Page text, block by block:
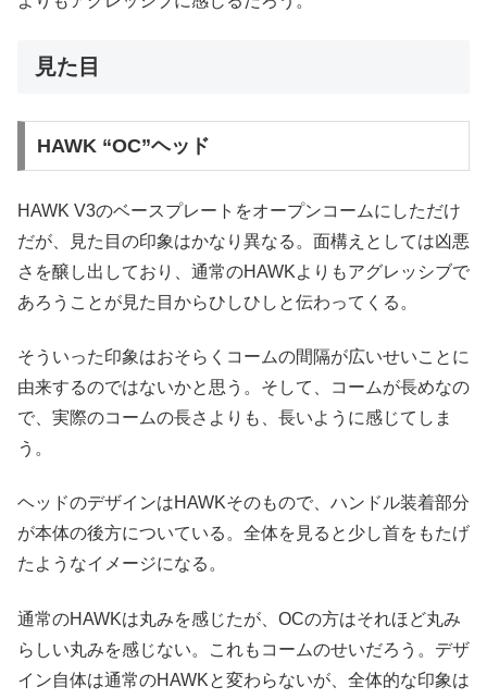
見た目
HAWK “OC”ヘッド
HAWK V3のベースプレートをオープンコームにしただけ
だが、見た目の印象はかなり異なる。面構えとしては凶悪
さを醸し出しており、通常のHAWKよりもアグレッシブで
あろうことが見た目からひしひしと伝わってくる。
そういった印象はおそらくコームの間隔が広いせいことに
由来するのではないかと思う。そして、コームが長めなの
で、実際のコームの長さよりも、長いように感じてしま
う。
ヘッドのデザインはHAWKそのもので、ハンドル装着部分
が本体の後方についている。全体を見ると少し首をもたげ
たようなイメージになる。
通常のHAWKは丸みを感じたが、OCの方はそれほど丸み
らしい丸みを感じない。これもコームのせいだろう。デザ
イン自体は通常のHAWKと変わらないが、全体的な印象は